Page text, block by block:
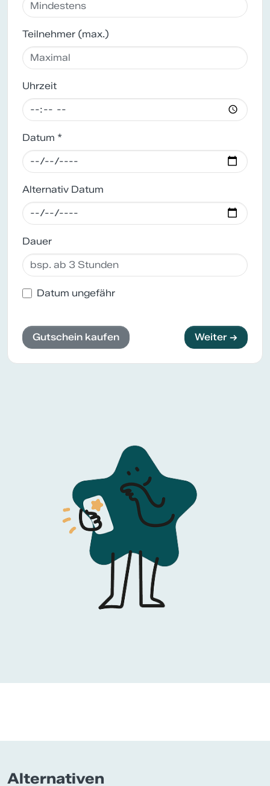
Teilnehmer (max.)
Uhrzeit
Datum *
Alternativ Datum
Dauer
Datum ungefähr
Gutschein kaufen Weiter →
Alternativen